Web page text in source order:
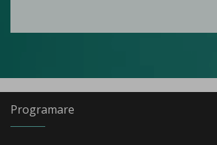
Programare